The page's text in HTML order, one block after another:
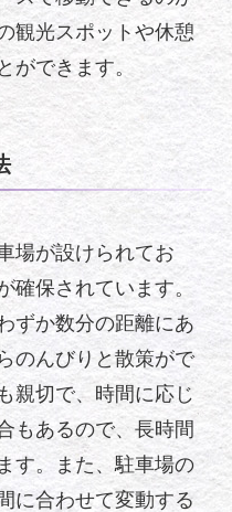
観光スポットや休憩
ができます。
場が設けられてお
確保されています。
ずか数分の距離にあ
のんびりと散策がで
親切で、時間に応じ
もあるので、長時間
す。また、駐車場の
に合わせて変動する